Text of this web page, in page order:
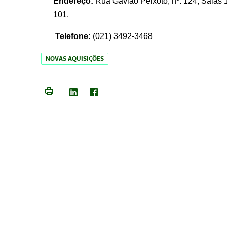
101.
Telefone: (021) 3492-3468
NOVAS AQUISIÇÕES